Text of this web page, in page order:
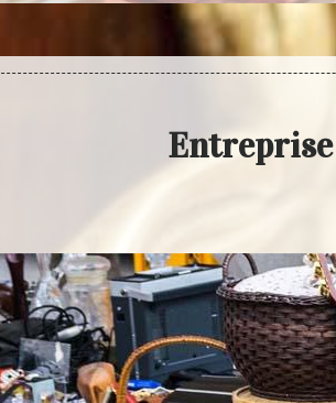
Entreprise